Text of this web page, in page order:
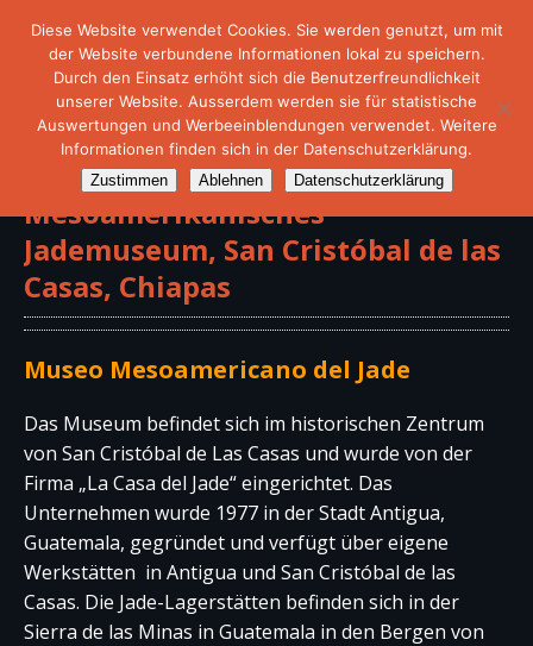
Mesoamerikanisches
Jademuseum, San Cristóbal de las
Casas, Chiapas
Museo Mesoamericano del Jade
Das Museum befindet sich im historischen Zentrum
von San Cristóbal de Las Casas und wurde von der
Firma „La Casa del Jade“ eingerichtet. Das
Unternehmen wurde 1977 in der Stadt Antigua,
Guatemala, gegründet und verfügt über eigene
Werkstätten in Antigua und San Cristóbal de las
Casas. Die Jade-Lagerstätten befinden sich in der
Sierra de las Minas in Guatemala in den Bergen von
Diese Website verwendet Cookies. Sie werden genutzt, um mit
der Website verbundene Informationen lokal zu speichern.
Durch den Einsatz erhöht sich die Benutzerfreundlichkeit
unserer Website. Ausserdem werden sie für statistische
Auswertungen und Werbeeinblendungen verwendet. Weitere
Informationen finden sich in der Datenschutzerklärung.
Zustimmen Ablehnen Datenschutzerklärung